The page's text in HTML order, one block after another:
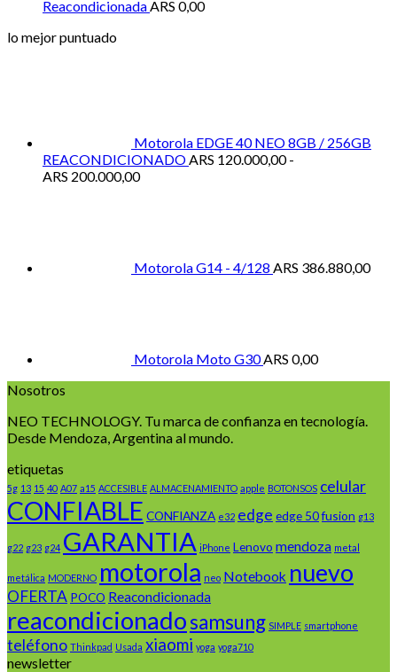
ReacondicionadaARS 0,00
lo mejor puntuado
Motorola EDGE 40 NEO 8GB / 256GB
REACONDICIONADOARS 120.000,00 -
ARS 200.000,00Rango
hasta
ARS 200.000,00
Motorola G14 - 4/128 ARS 386.880,00
Motorola Moto G30ARS 0,00
Nosotros
NEO TECHNOLOGY. Tu marca de confianza en tecnología.
Desde Mendoza, Argentina al mundo.
etiquetas
5g 13 15 40 A07 a15 ACCESIBLE ALMACENAMIENTO apple BOTONSOS celular
CONFIABLE CONFIANZA e32 edge edge 50fusion g13
g22 g23 g24 GARANTIA iPhone Lenovo mendoza metal
metálica MODERNO motorola neo Notebook nuevo
OFERTA POCO Reacondicionada
reacondicionadosamsung SIMPLE smartphone
teléfono Thinkpad Usada xiaomi yoga yoga710
newsletter